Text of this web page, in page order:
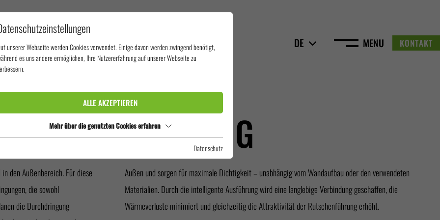
DE MENU KONTAKT
den Außenbereich. Für diese
die sowohl
die Durchdringung
oder den verwendeten
geschaffen, die
Wärmeverluste minimiert und gleichzeitig die Attraktivität der Rutschenführung erhöht.
unserer Webseite werden Cookies verwendet. Einige davon werden zwingend benötigt,
es uns andere ermöglichen, Ihre Nutzererfahrung auf unserer Webseite zu
ALLE AKZEPTIEREN
Mehr über die genutzten Cookies erfahren
Datenschutz